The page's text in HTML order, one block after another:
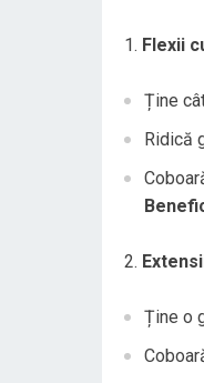
Flexii
Ține
Ridică
Ține o